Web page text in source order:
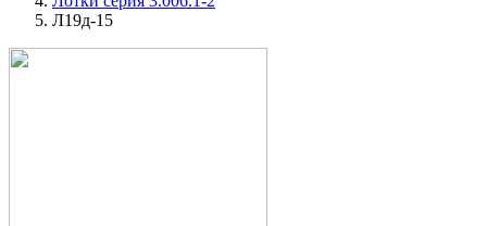
Л19д-15